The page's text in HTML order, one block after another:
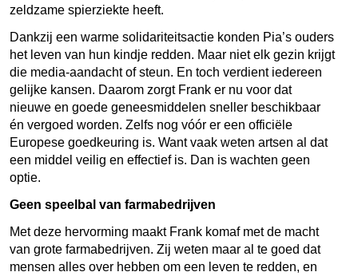
zeldzame spierziekte heeft.
Dankzij een warme solidariteitsactie konden Pia’s ouders
het leven van hun kindje redden. Maar niet elk gezin krijgt
die media-aandacht of steun. En toch verdient iedereen
gelijke kansen. Daarom zorgt Frank er nu voor dat
nieuwe en goede geneesmiddelen sneller beschikbaar
én vergoed worden. Zelfs nog vóór er een officiële
Europese goedkeuring is. Want vaak weten artsen al dat
een middel veilig en effectief is. Dan is wachten geen
optie.
Geen speelbal van farmabedrijven
Met deze hervorming maakt Frank komaf met de macht
van grote farmabedrijven. Zij weten maar al te goed dat
mensen alles over hebben om een leven te redden, en